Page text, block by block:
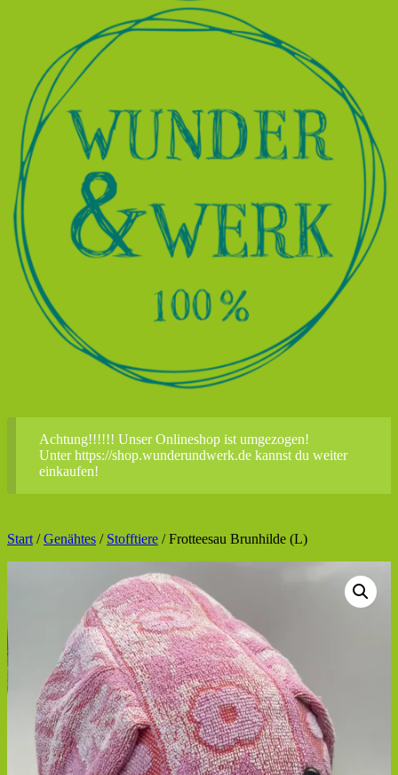
Achtung!!!!!! Unser Onlineshop ist umgezogen!
Unter https://shop.wunderundwerk.de kannst du weiter
einkaufen!
Start /Genähtes / Stofftiere / Frotteesau Brunhilde (L)